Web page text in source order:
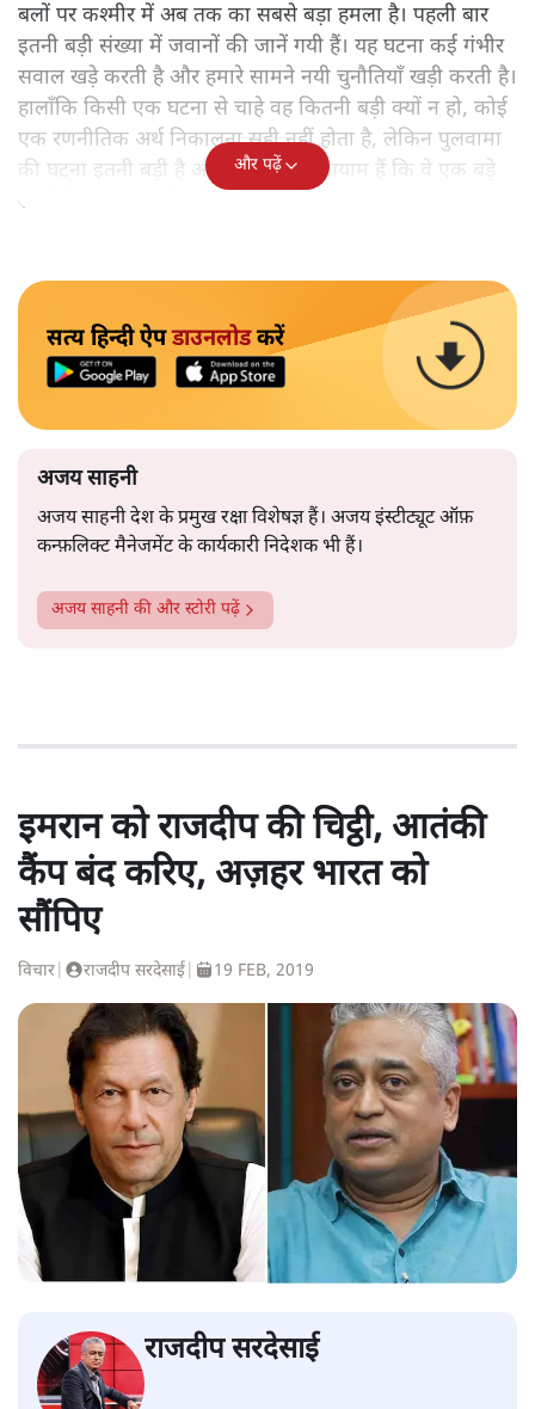
बलों पर कश्मीर में अब तक का सबसे बड़ा हमला है। पहली बार
इतनी बड़ी संख्या में जवानों की जानें गयी हैं। यह घटना कई गंभीर
सवाल खड़े करती है और हमारे सामने नयी चुनौतियाँ खड़ी करती है।
हालाँकि किसी एक घटना से चाहे वह कितनी बड़ी क्यों न हो, कोई
एक रणनीतिक अर्थ निकालना सही नहीं होता है, लेकिन पुलवामा
की घटना इतनी बड़ी है और उसके इतने आयाम हैं कि वे एक बड़े
रणनीतिक बदलाव की ओर इशारा करते हैं।
और पढ़ें
सत्य हिन्दी ऐपडाउनलोडकरें
अजय साहनी
अजय साहनी देश के प्रमुख रक्षा विशेषज्ञ हैं। अजय इंस्टीट्यूट ऑफ़
कन्फ़लिक्ट मैनेजमेंट के कार्यकारी निदेशक भी हैं।
अजय साहनी की और स्टोरी पढ़ें
इमरान को राजदीप की चिट्ठी, आतंकी
कैंप बंद करिए, अज़हर भारत को
सौंपिए
विचार राजदीप सरदेसाई 19 FEB, 2019
राजदीप सरदेसाई